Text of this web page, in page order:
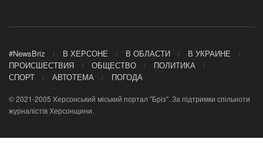
#NewsBriz В ХЕРСОНЕ В ОБЛАСТИ
В УКРАИНЕ
ПРОИСШЕСТВИЯ
ОБЩЕСТВО
ПОЛИТИКА
СПОРТ
АВТОТЕМА ПОГОДА
© 2021-2005 Херсонський міський портал "Бріз". За підтримки спільноти
журналістів Херсонщини.